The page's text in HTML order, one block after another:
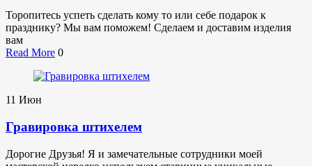
Торопитесь успеть сделать кому то или себе подарок к
празднику? Мы вам поможем! Сделаем и доставим изделия
вам
Read More 0
11 Июн
Гравировка штихелем
Дорогие Друзья! Я и замечательные сотрудники моей